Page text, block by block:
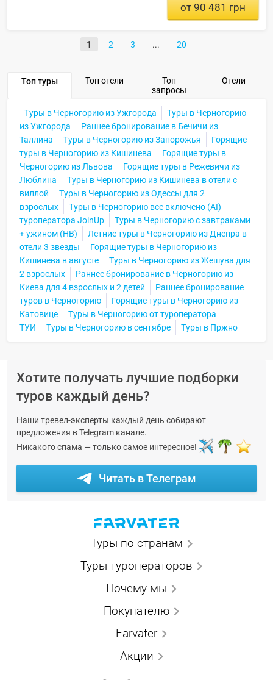
от 90 481 грн
1 2 3 20
Топ туры Топ отели
Топ
запросы
Отели
Туры в Черногорию из Ужгорода
Туры в Черногорию
из Ужгорода
Раннее бронирование в Бечичи из
Таллина
Туры в Черногорию из Запорожья
Горящие
туры в Черногорию из Кишинева
Горящие туры в
Черногорию из Львова
Горящие туры в Режевичи из
Люблина
Туры в Черногорию из Кишинева в отели с
виллой
Туры в Черногорию из Одессы для 2
взрослых
Туры в Черногорию все включено (AI)
туроператора JoinUp
Туры в Черногорию с завтраками
+ ужином (HB)
Летние туры в Черногорию из Днепра в
отели 3 звезды
Горящие туры в Черногорию из
Кишинева в августе
Туры в Черногорию из Жешува для
2 взрослых
Раннее бронирование в Черногорию из
Киева для 4 взрослых и 2 детей
Раннее бронирование
туров в Черногорию
Горящие туры в Черногорию из
Катовице
Туры в Черногорию от туроператора
ТУИ
Туры в Черногорию в сентябре Туры в Пржно
Хотите получать лучшие подборки
туров каждый день?
Наши тревел-эксперты каждый день собирают
предложения в Telegram канале.
Никакого спама — только самое интересное!
Читать в Телеграм
Туры по странам
Туры туроператоров
Почему мы
Покупателю
Farvater
Акции